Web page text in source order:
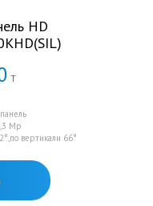
HD
Т
Мр
вертикали 66°